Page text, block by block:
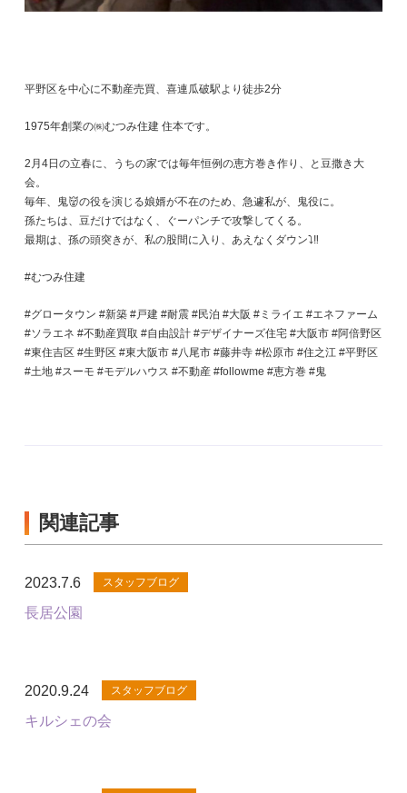
平野区を中心に不動産売買、喜連瓜破駅より徒歩2分
1975年創業の㈱むつみ住建 住本です。
2月4日の立春に、うちの家では毎年恒例の恵方巻き作り、と豆撒き大
会。
毎年、鬼👹の役を演じる娘婿が不在のため、急遽私が、鬼役に。
孫たちは、豆だけではなく、ぐーパンチで攻撃してくる。
最期は、孫の頭突きが、私の股間に入り、あえなくダウン⤵️‼️
#むつみ住建
#グロータウン #新築 #戸建 #耐震 #民泊 #大阪 #ミライエ #エネファーム
#ソラエネ #不動産買取 #自由設計 #デザイナーズ住宅 #大阪市 #阿倍野区
#東住吉区 #生野区 #東大阪市 #八尾市 #藤井寺 #松原市 #住之江 #平野区
#土地 #スーモ #モデルハウス #不動産 #followme #恵方巻 #鬼
関連記事
2023.7.6 スタッフブログ
長居公園
2020.9.24 スタッフブログ
キルシェの会